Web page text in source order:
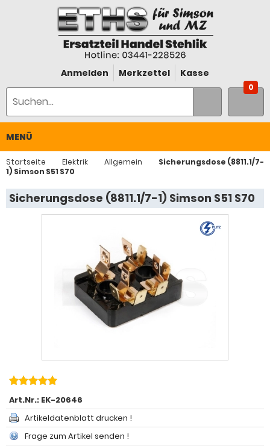
Anmelden Merkzettel Kasse
0
MENÜ
Startseite Elektrik Allgemein
Sicherungsdose (8811.1/7-
1) Simson S51 S70
Sicherungsdose (8811.1/7-1) Simson S51 S70
Art.Nr.: EK-20646
Artikeldatenblatt drucken !
Frage zum Artikel senden !